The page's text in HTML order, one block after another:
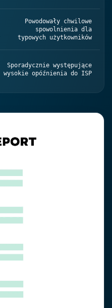
Powodowały chwilowe
spowolnienia dla
typowych użytkowników
Sporadycznie występujące
wysokie opóźnienia do ISP